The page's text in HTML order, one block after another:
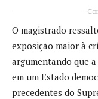
O magistrado
exposição maior à
argumentando que
em um Estado
precedentes do